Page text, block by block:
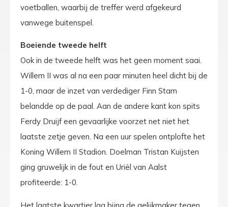
voetballen, waarbij de treffer werd afgekeurd
vanwege buitenspel.
Boeiende tweede helft
Ook in de tweede helft was het geen moment saai.
Willem II was al na een paar minuten heel dicht bij de
1-0, maar de inzet van verdediger Finn Stam
belandde op de paal. Aan de andere kant kon spits
Ferdy Druijf een gevaarlijke voorzet net niet het
laatste zetje geven. Na een uur spelen ontplofte het
Koning Willem II Stadion. Doelman Tristan Kuijsten
ging gruwelijk in de fout en Uriël van Aalst
profiteerde: 1-0.